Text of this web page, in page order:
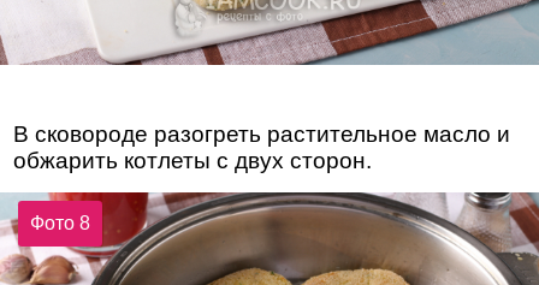
В сковороде разогреть растительное масло и
обжарить котлеты с двух сторон.
Фото 8